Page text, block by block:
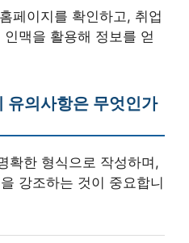
페이지를 확인하고, 취업
맥을 활용해 정보를 얻
유의사항은 무엇인가
확한 형식으로 작성하며,
강조하는 것이 중요합니